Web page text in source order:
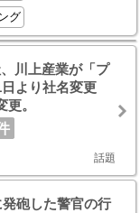
グ
川上産業が「プ
より社名変更
。
話題
砲した警官の行